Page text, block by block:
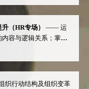
升（HR专场） —— 运
容与逻辑关系；掌握
赢得受众的支持和认